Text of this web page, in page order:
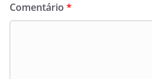
Comentário *